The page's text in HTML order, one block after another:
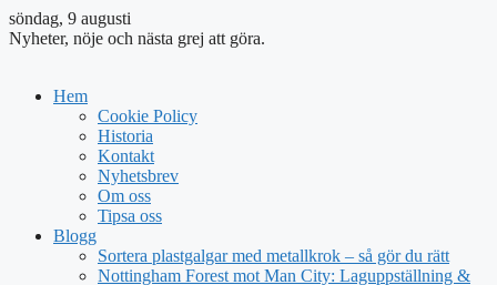
söndag, 9 augusti
Nyheter, nöje och nästa grej att göra.
Hem
Cookie Policy
Historia
Kontakt
Nyhetsbrev
Om oss
Tipsa oss
Blogg
Sortera plastgalgar med metallkrok – så gör du rätt
Nottingham Forest mot Man City: Laguppställning &